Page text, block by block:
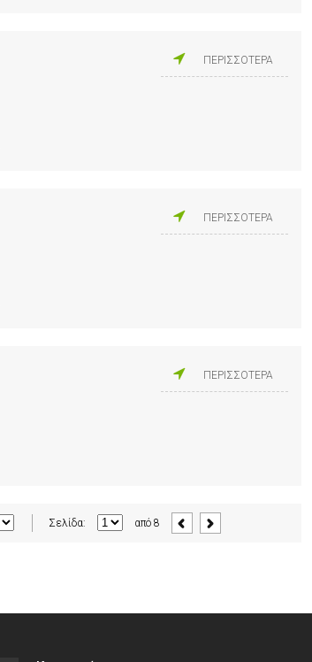
ΠΕΡΙΣΣΟΤΕΡΑ
ΠΕΡΙΣΣΟΤΕΡΑ
ΠΕΡΙΣΣΟΤΕΡΑ
Σελίδα: από 8